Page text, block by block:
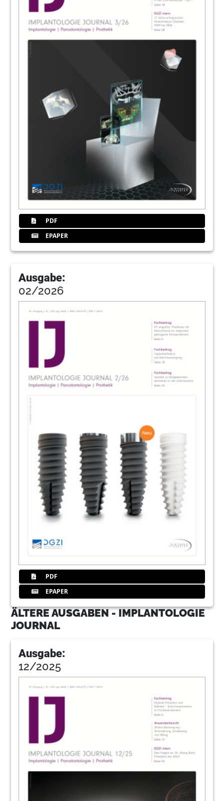
Redaktion
Camlog startet im Feldder Point-of-Care-
Chirurgische Nahttechniken – Grundlagen,
Varianten, Anwendungen
Redaktion
Termine / Impressum
55. Internationaler Jahreskongress der
BEGO Implant Systems GmbH & Co. KG
PDF
EPAPER
Ausgabe:
02/2026
PDF
EPAPER
ÄLTERE AUSGABEN - IMPLANTOLOGIE
JOURNAL
Ausgabe:
12/2025